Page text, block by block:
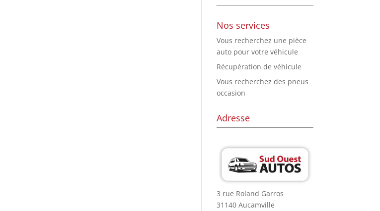
Nos services
Vous recherchez une pièce
auto pour votre véhicule
Récupération de véhicule
Vous recherchez des pneus
occasion
Adresse
3 rue Roland Garros
31140 Aucamville